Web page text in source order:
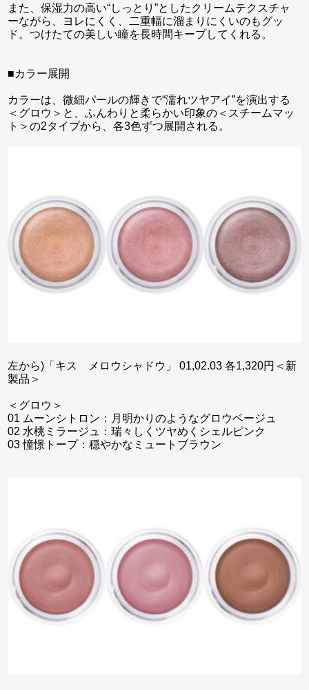
また、保湿力の高い“しっとり”としたクリームテクスチャ
ーながら、ヨレにくく、二重幅に溜まりにくいのもグッ
ド。つけたての美しい瞳を長時間キープしてくれる。
■カラー展開
カラーは、微細パールの輝きで“濡れツヤアイ”を演出する
＜グロウ＞と、ふんわりと柔らかい印象の＜スチームマッ
ト＞の2タイプから、各3色ずつ展開される。
左から)「キス メロウシャドウ」 01,02.03 各1,320円＜新
製品＞
＜グロウ＞
01 ムーンシトロン：月明かりのようなグロウベージュ
02 水桃ミラージュ：瑞々しくツヤめくシェルピンク
03 憧憬トープ：穏やかなミュートブラウン